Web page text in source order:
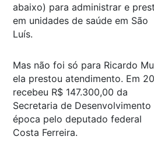
abaixo) para administrar e
em unidades de saúde em São
Luís.
Mas não foi só para Ricardo
ela prestou atendimento. Em
recebeu R$ 147.300,00 da
Secretaria de
época pelo deputado federal
Costa Ferreira.